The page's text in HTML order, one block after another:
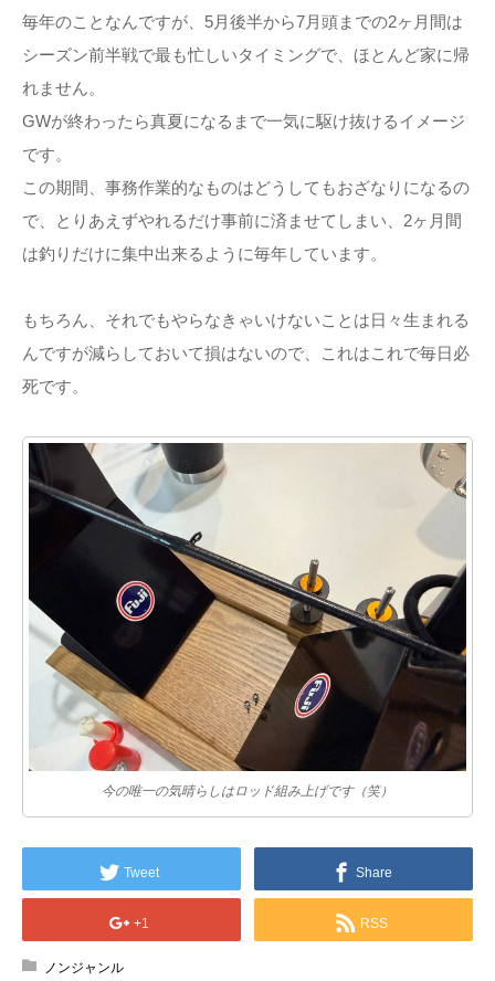
毎年のことなんですが、5月後半から7月頭までの2ヶ月間は
シーズン前半戦で最も忙しいタイミングで、ほとんど家に帰
れません。
GWが終わったら真夏になるまで一気に駆け抜けるイメージ
です。
この期間、事務作業的なものはどうしてもおざなりになるの
で、とりあえずやれるだけ事前に済ませてしまい、2ヶ月間
は釣りだけに集中出来るように毎年しています。
もちろん、それでもやらなきゃいけないことは日々生まれる
んですが減らしておいて損はないので、これはこれで毎日必
死です。
今の唯一の気晴らしはロッド組み上げです（笑）
Tweet Share
+1 RSS
ノンジャンル